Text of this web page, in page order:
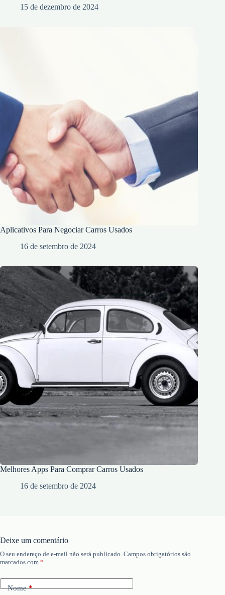
15 de dezembro de 2024
Aplicativos Para Negociar Carros Usados
16 de setembro de 2024
Melhores Apps Para Comprar Carros Usados
16 de setembro de 2024
Deixe um comentário
O seu endereço de e-mail não será publicado. Campos obrigatórios são
marcados com *
Nome*